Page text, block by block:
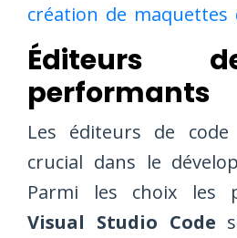
création de maquettes
Éditeurs
performants
Les éditeurs de
crucial dans le
Parmi les choix les
Visual Studio Code